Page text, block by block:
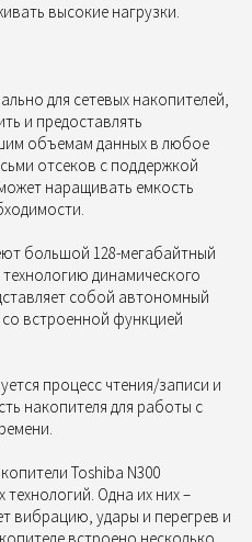
высокие нагрузки.
для сетевых накопителей,
и предоставлять
объемам данных в любое
отсеков с поддержкой
наращивать емкость
большой 128-мегабайтный
динамического
собой автономный
встроенной функцией
процесс чтения/записи и
накопителя для работы с
Toshiba N300
Одна их них –
вибрацию, удары и перегрев и